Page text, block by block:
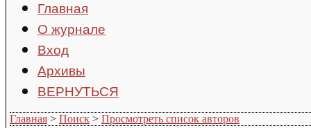
Главная
О журнале
Вход
Архивы
ВЕРНУТЬСЯ
Главная > Поиск > Просмотреть список авторов